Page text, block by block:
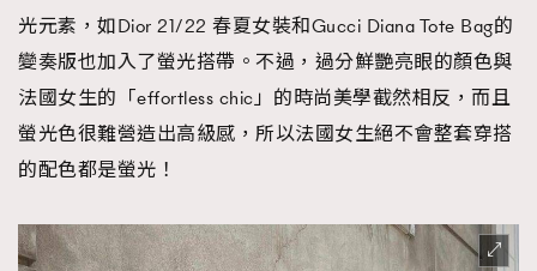
AFrenchMind
DressLikeAParisienne
EmpowerF
FashionWeek FigaroAesthetic
光元素，如Dior 21/22 春夏女裝和Gucci Diana Tote Bag的
變奏版也加入了螢光搭帶。不過，過分鮮艷亮眼的顏色與
法國女生的「effortless chic」的時尚美學截然相反，而且
螢光色很難營造出高級感，所以法國女生絕不會整套穿搭
的配色都是螢光！